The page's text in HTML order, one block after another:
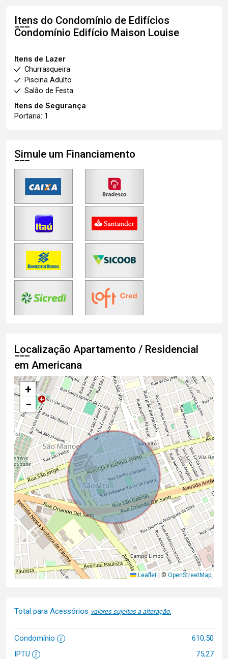
Itens do Condomínio de Edifícios
Condomínio Edifício Maison Louise
Itens de Lazer
Churrasqueira
Piscina Adulto
Salão de Festa
Itens de Segurança
Portaria: 1
Simule um Financiamento
Localização Apartamento / Residencial
em Americana
+
−
Leaflet © OpenStreetMap
Total para Acessórios valores sujeitos a alteração.
Condomínio
610,50
IPTU
75,27